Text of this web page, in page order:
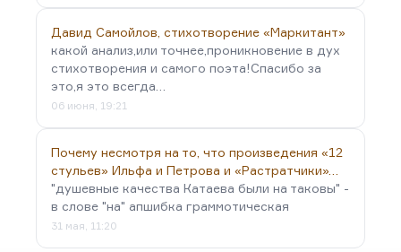
Давид Самойлов, стихотворение «Маркитант»
какой анализ,или точнее,проникновение в дух
стихотворения и самого поэта!Спасибо за
это,я это всегда…
06 июня, 19:21
Почему несмотря на то, что произведения «12
стульев» Ильфа и Петрова и «Растратчики»…
"душевные качества Катаева были на таковы" -
в слове "на" апшибка граммотическая
31 мая, 11:20